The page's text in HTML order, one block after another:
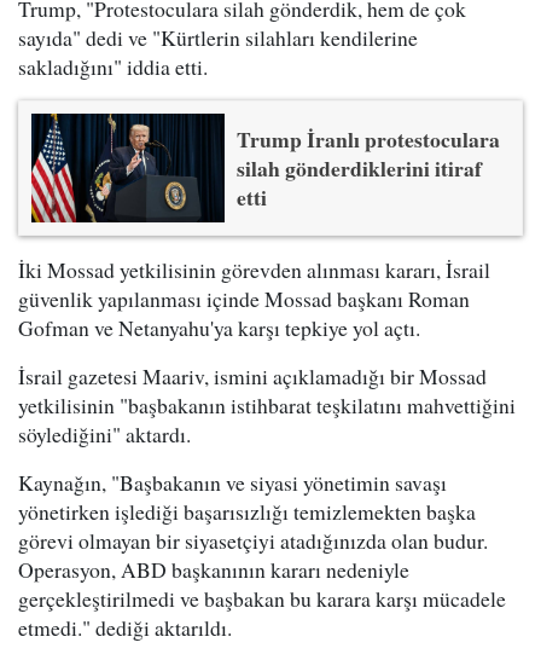
Trump, "Protestoculara silah gönderdik, hem de çok
sayıda" dedi ve "Kürtlerin silahları kendilerine
sakladığını" iddia etti.
Trump İranlı protestoculara
silah gönderdiklerini itiraf
etti
İki Mossad yetkilisinin görevden alınması kararı, İsrail
güvenlik yapılanması içinde Mossad başkanı Roman
Gofman ve Netanyahu'ya karşı tepkiye yol açtı.
İsrail gazetesi Maariv, ismini açıklamadığı bir Mossad
yetkilisinin "başbakanın istihbarat teşkilatını mahvettiğini
söylediğini" aktardı.
Kaynağın, "Başbakanın ve siyasi yönetimin savaşı
yönetirken işlediği başarısızlığı temizlemekten başka
görevi olmayan bir siyasetçiyi atadığınızda olan budur.
Operasyon, ABD başkanının kararı nedeniyle
gerçekleştirilmedi ve başbakan bu karara karşı mücadele
etmedi." dediği aktarıldı.